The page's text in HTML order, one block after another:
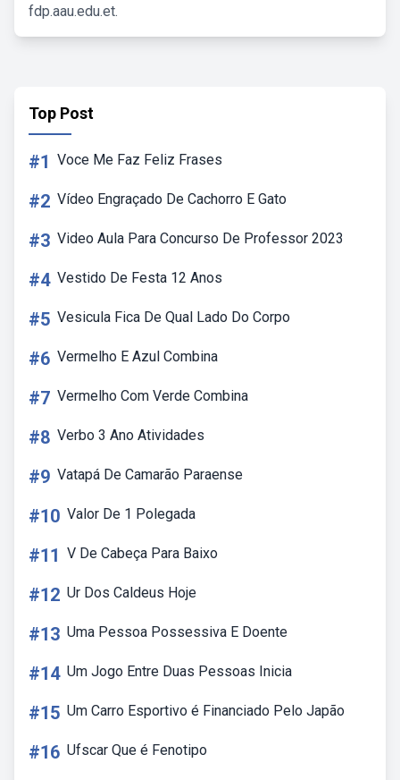
fdp.aau.edu.et.
Top Post
#1 Voce Me Faz Feliz Frases
#2 Vídeo Engraçado De Cachorro E Gato
#3 Video Aula Para Concurso De Professor 2023
#4 Vestido De Festa 12 Anos
#5 Vesicula Fica De Qual Lado Do Corpo
#6 Vermelho E Azul Combina
#7 Vermelho Com Verde Combina
#8 Verbo 3 Ano Atividades
#9 Vatapá De Camarão Paraense
#10 Valor De 1 Polegada
#11 V De Cabeça Para Baixo
#12 Ur Dos Caldeus Hoje
#13 Uma Pessoa Possessiva E Doente
#14 Um Jogo Entre Duas Pessoas Inicia
#15 Um Carro Esportivo é Financiado Pelo Japão
#16 Ufscar Que é Fenotipo